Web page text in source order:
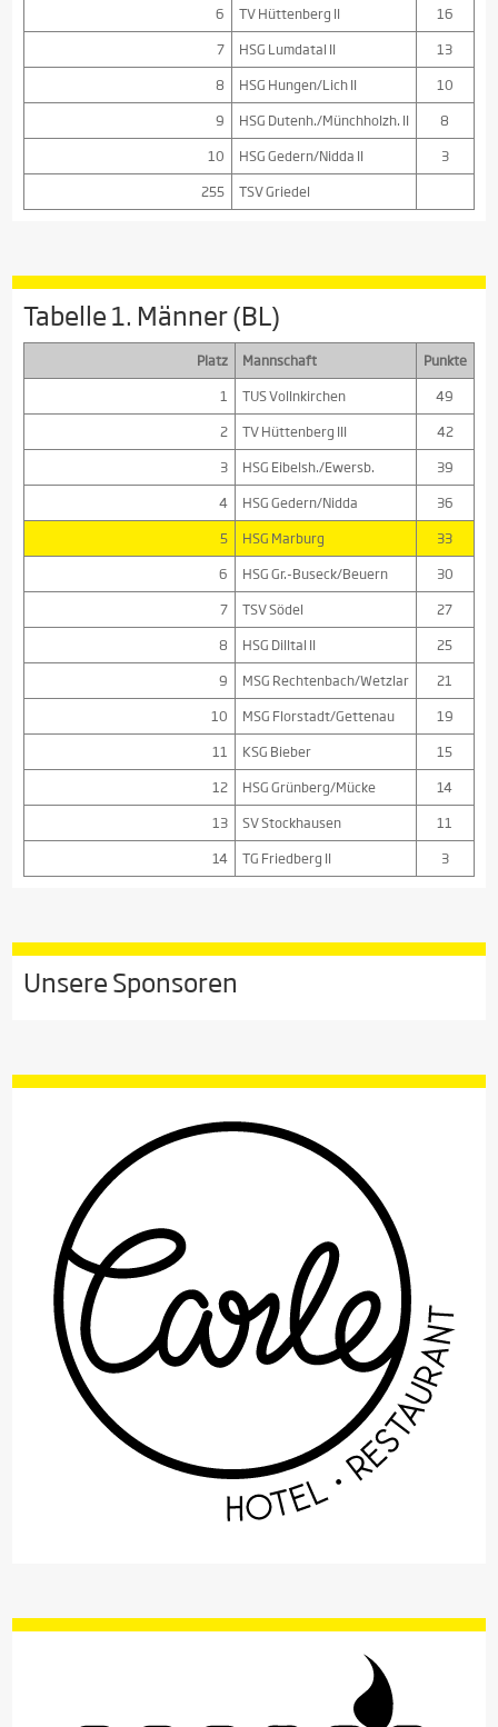
6
TV Hüttenberg II
16
7
HSG Lumdatal II
13
8
HSG Hungen/Lich II
10
9
HSG Dutenh./Münchholzh. II
8
10
HSG Gedern/Nidda II
3
255
TSV Griedel
Tabelle 1. Männer (BL)
Platz Mannschaft
Punkte
1
TUS Vollnkirchen
49
2
TV Hüttenberg III
42
3
HSG Eibelsh./Ewersb.
39
4
HSG Gedern/Nidda
36
5
HSG Marburg
33
6
HSG Gr.-Buseck/Beuern
30
7
TSV Södel
27
8
HSG Dilltal II
25
9
MSG Rechtenbach/Wetzlar
21
10
MSG Florstadt/Gettenau
19
11
KSG Bieber
15
12
HSG Grünberg/Mücke
14
13
SV Stockhausen
11
14
TG Friedberg II 3
Unsere Sponsoren